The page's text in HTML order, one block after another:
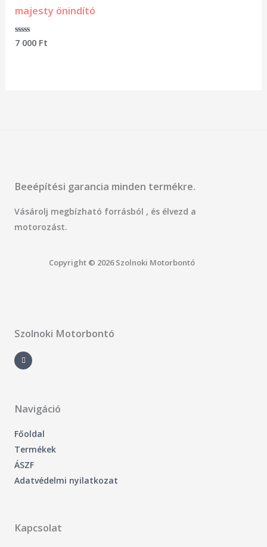
majesty önindító
Értékelés:
7 000 Ft
Beeépítési garancia minden termékre.
Vásárolj megbízható forrásból , és élvezd a
motorozást.
Copyright © 2026 Szolnoki Motorbontó
Szolnoki Motorbontó
a
c
e
-
f
Navigáció
Főoldal
Termékek
ÁSZF
Adatvédelmi nyilatkozat
Kapcsolat